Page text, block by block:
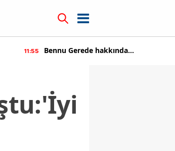
11:55
Bennu Gerede hakkında